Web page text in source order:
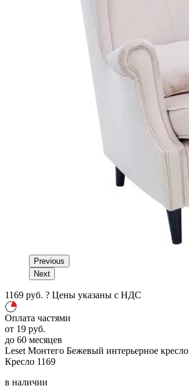
Previous
Next
1169 руб. ? Цены указаны с НДС
Оплата частями
от 19 руб.
до 60 месяцев
Leset Монтего Бежевый интерьерное кресло
Кресло 1169
в наличии